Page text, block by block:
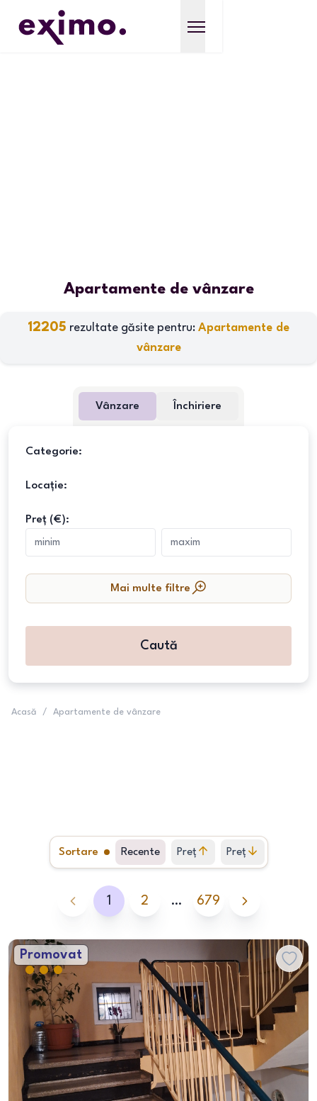
Apartamente de vânzare
12205 rezultate găsite pentru: Apartamente de
vânzare
Vânzare Închiriere
Categorie:
Locație:
Preț (€):
Mai multe filtre
Caută
Acasă / Apartamente de vânzare
Sortare Recente Preț
crescător
Preț
descrescător
1 2 … 679
Promovat